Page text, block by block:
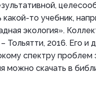
какой-то учебник,
экология».
Тольятти, 2016. Его и
спектру проблем
можно скачать в